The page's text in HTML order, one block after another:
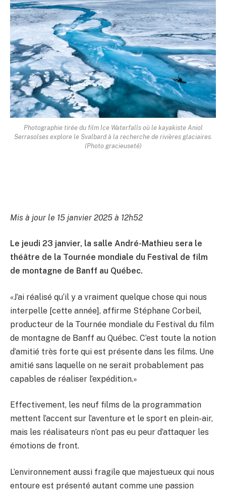
Photographie tirée du film Ice Waterfalls où le kayakiste Aniol
Serrasolses explore le Svalbard à la recherche de rivières glaciaires.
(Photo gracieuseté)
Mis à jour le 15 janvier 2025 à 12h52
Le jeudi 23 janvier, la salle André-Mathieu sera le
théâtre de la Tournée mondiale du Festival de film
de montagne de Banff au Québec.
«J’ai réalisé qu’il y a vraiment quelque chose qui nous
interpelle [cette année], affirme Stéphane Corbeil,
producteur de la Tournée mondiale du Festival du film
de montagne de Banff au Québec. C’est toute la notion
d’amitié très forte qui est présente dans les films. Une
amitié sans laquelle on ne serait probablement pas
capables de réaliser l’expédition.»
Effectivement, les neuf films de la programmation
mettent l’accent sur l’aventure et le sport en plein-air,
mais les réalisateurs n’ont pas eu peur d’attaquer les
émotions de front.
L’environnement aussi fragile que majestueux qui nous
entoure est présenté autant comme une passion